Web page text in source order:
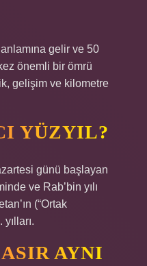
anlamına gelir ve 50
önemli bir ömrü
gelişim ve kilometre
YÜZYIL?
günü başlayan
ve Rab’bin yılı
(“Ortak
AYNI